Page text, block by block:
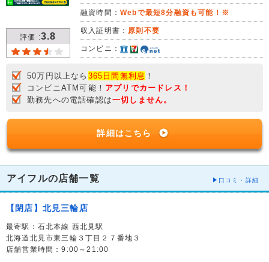
評価 :3.8
融資時間： Webで最短8分融資も可能！※
収入証明書： 原則不要
コンビニ：
50万円以上なら 365日間無利息 ！
コンビニATM可能！ アプリでカードレス！
勤務先への電話確認は一切しません。
詳細はこちら
アイフルの店舗一覧 口コミ・詳細
【閉店】北見三輪店
最寄駅：石北本線 西北見駅
北海道北見市東三輪３丁目２７番地３
店舗営業時間：9:00～21:00